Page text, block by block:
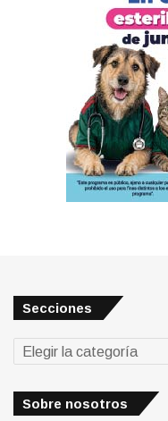
Secciones
Secciones
Sobre nosotros